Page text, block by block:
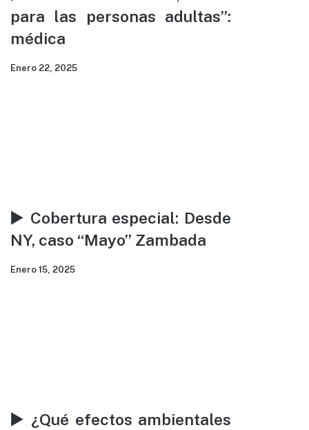
para las personas adultas”:
médica
Enero 22, 2025
▶️ Cobertura especial: Desde
NY, caso “Mayo” Zambada
Enero 15, 2025
▶️ ¿Qué efectos ambientales